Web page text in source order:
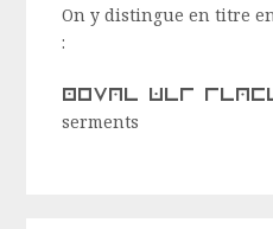
On y distingue en titre
:
livre des
serments